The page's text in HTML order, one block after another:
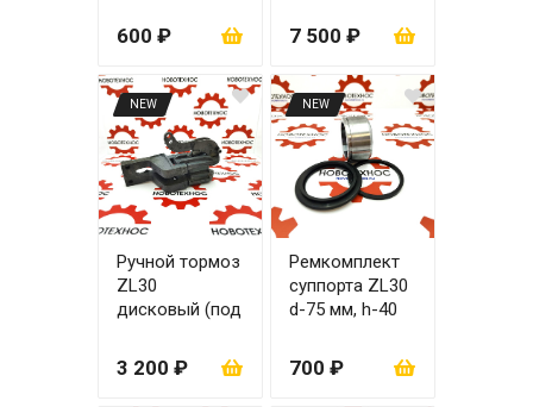
600 ₽ 7 500 ₽
NEW
Ручной тормоз
ZL30
дисковый (под
мм)
3 200 ₽
NEW
Ремкомплект
суппорта ZL30
d-75 мм, h-40
манжет +
пыльник)
700 ₽